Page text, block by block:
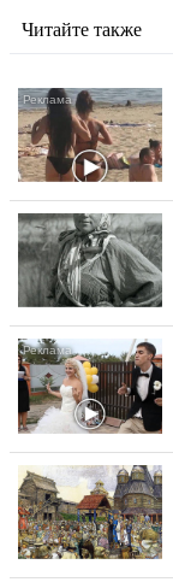
Читайте также